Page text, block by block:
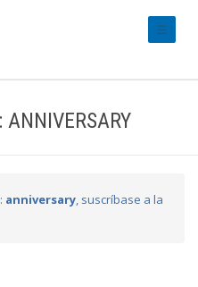
ANNIVERSARY
anniversary, suscríbase a la